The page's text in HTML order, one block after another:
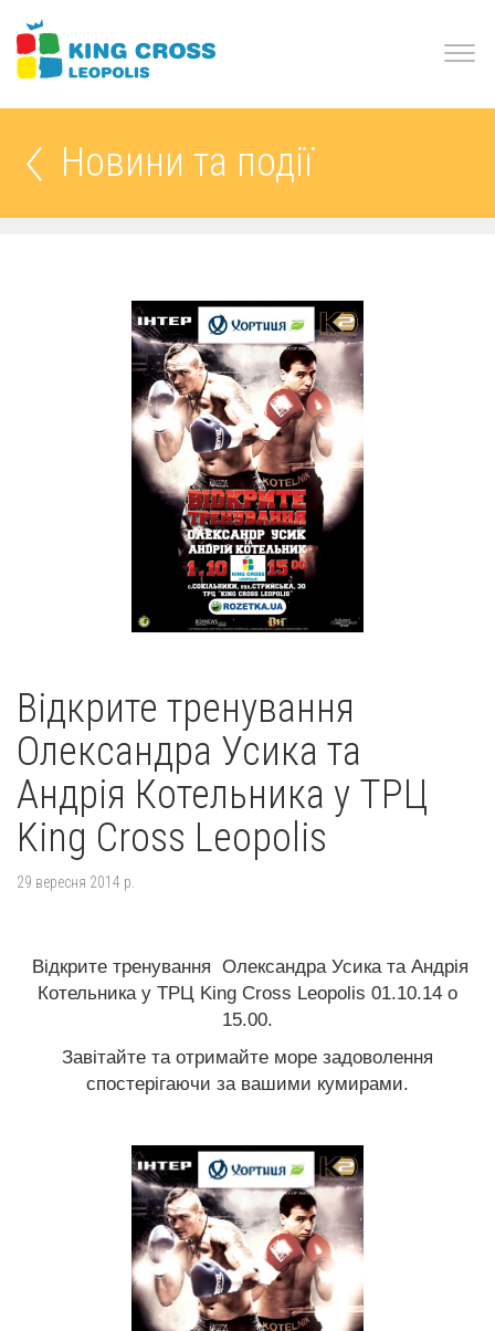
Новини та події
Відкрите тренування
Олександра Усика та
Андрія Котельника у ТРЦ
King Cross Leopolis
29 вересня 2014 р.
Відкрите тренування Олександра Усика та Андрія
Котельника у ТРЦ King Cross Leopolis 01.10.14 o
15.00.
Завітайте та отримайте море задоволення
спостерігаючи за вашими кумирами.